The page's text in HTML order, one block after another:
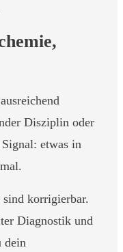
Disziplin oder
etwas in
korrigierbar.
Diagnostik und
dein